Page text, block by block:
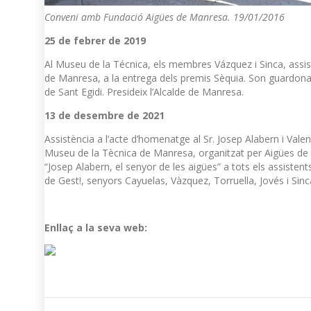
Conveni amb Fundació Aigües de Manresa. 19/01/2016
25 de febrer de 2019
Al Museu de la Técnica, els membres Vázquez i Sinca,
de Manresa, a la entrega dels premis Sèquia. Son
de Sant Egidi. Presideix l’Alcalde de Manresa.
13 de desembre de 2021
Assistència a l’acte d’homenatge al Sr. Josep Alabern i
Museu de la Tècnica de Manresa, organitzat per Aigües
“Josep Alabern, el senyor de les aigües” a tots els
de Gest!, senyors Cayuelas, Vàzquez, Torruella, Jovés i
Enllaç a la seva web: